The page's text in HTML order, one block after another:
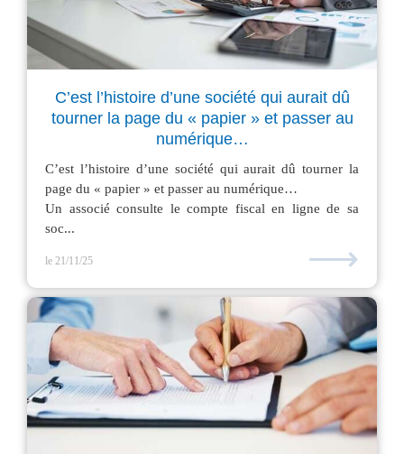
C’est l’histoire d’une société qui aurait dû
tourner la page du « papier » et passer au
numérique…
C’est l’histoire d’une société qui aurait dû tourner la
page du « papier » et passer au numérique…
Un associé consulte le compte fiscal en ligne de sa
soc...
le 21/11/25 ⟶